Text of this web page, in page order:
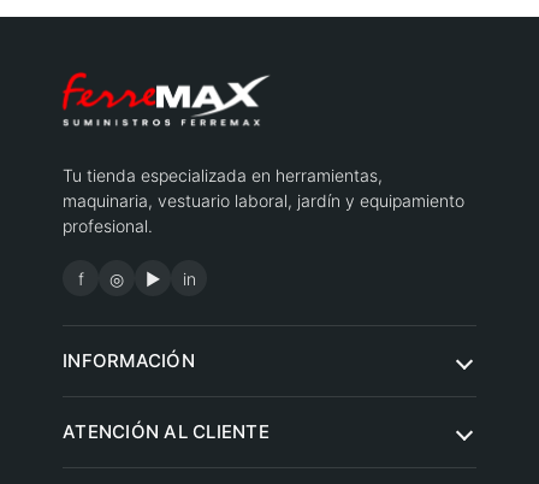
Tu tienda especializada en herramientas,
maquinaria, vestuario laboral, jardín y equipamiento
profesional.
f ◎ ▶ in
ATENCIÓN AL CLIENTE
INFORMACIÓN